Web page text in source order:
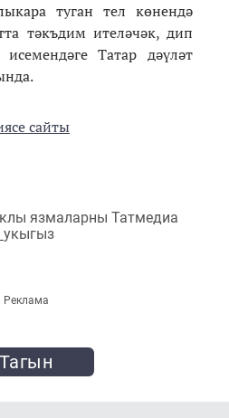
туган тел көнендә
тәкъдим ителәчәк, дип
Татар дәүләт
сайты
язмаларны Татмедиа
укыгыз
Реклама
Тагын